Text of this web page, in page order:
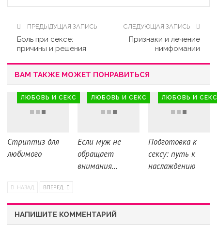
ПРЕДЫДУЩАЯ ЗАПИСЬ
Боль при сексе:
причины и решения
СЛЕДУЮЩАЯ ЗАПИСЬ
Признаки и лечение
нимфомании
ВАМ ТАКЖЕ МОЖЕТ ПОНРАВИТЬСЯ
ЛЮБОВЬ И СЕКС
Стриптиз для
любимого
ЛЮБОВЬ И СЕКС
Если муж не
обращает
внимания…
ЛЮБОВЬ И СЕКС
Подготовка к
сексу: путь к
наслаждению
НАЗАД ВПЕРЕД
НАПИШИТЕ КОММЕНТАРИЙ